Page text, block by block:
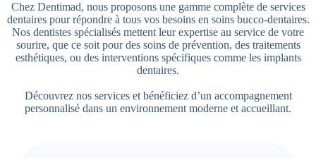
Chez Dentimad, nous proposons une gamme complète de services
dentaires pour répondre à tous vos besoins en soins bucco-dentaires.
Nos dentistes spécialisés mettent leur expertise au service de votre
sourire, que ce soit pour des soins de prévention, des traitements
esthétiques, ou des interventions spécifiques comme les implants
dentaires.
Découvrez nos services et bénéficiez d’un accompagnement
personnalisé dans un environnement moderne et accueillant.